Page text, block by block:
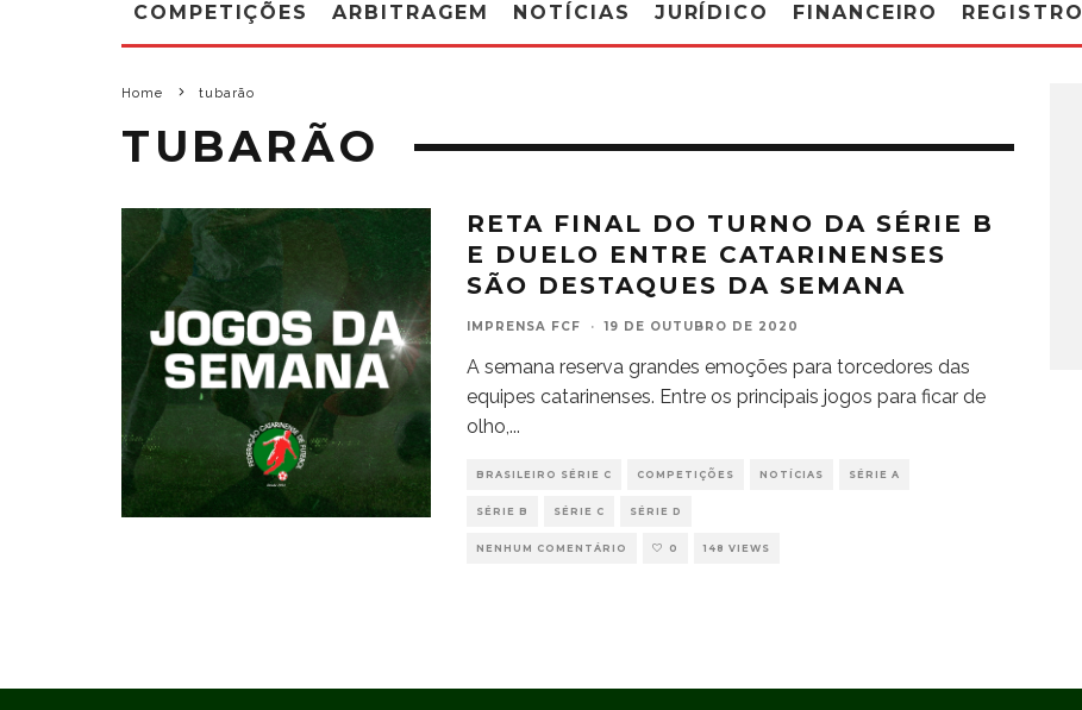
COMPETIÇÕES ARBITRAGEM NOTÍCIAS JURÍDICO FINANCEIRO REGISTRO
Home tubarão
TUBARÃO
RETA FINAL DO TURNO DA SÉRIE B
E DUELO ENTRE CATARINENSES
SÃO DESTAQUES DA SEMANA
IMPRENSA FCF · 19 DE OUTUBRO DE 2020
A semana reserva grandes emoções para torcedores das
equipes catarinenses. Entre os principais jogos para ficar de
olho,...
BRASILEIRO SÉRIE C COMPETIÇÕES NOTÍCIAS SÉRIE A
SÉRIE B SÉRIE C SÉRIE D
NENHUM COMENTÁRIO 0 148 VIEWS